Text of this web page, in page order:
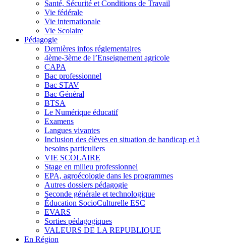
Santé, Sécurité et Conditions de Travail
Vie fédérale
Vie internationale
Vie Scolaire
Pédagogie
Dernières infos réglementaires
4ème-3ème de l’Enseignement agricole
CAPA
Bac professionnel
Bac STAV
Bac Général
BTSA
Le Numérique éducatif
Examens
Langues vivantes
Inclusion des élèves en situation de handicap et à
besoins particuliers
VIE SCOLAIRE
Stage en milieu professionnel
EPA, agroécologie dans les programmes
Autres dossiers pédagogie
Seconde générale et technologique
Éducation SocioCulturelle ESC
EVARS
Sorties pédagogiques
VALEURS DE LA REPUBLIQUE
En Région